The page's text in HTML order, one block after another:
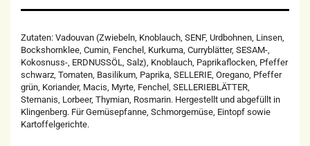
Zutaten: Vadouvan (Zwiebeln, Knoblauch, SENF, Urdbohnen, Linsen,
Bockshornklee, Cumin, Fenchel, Kurkuma, Curryblätter, SESAM-,
Kokosnuss-, ERDNUSSÖL, Salz), Knoblauch, Paprikaflocken, Pfeffer
schwarz, Tomaten, Basilikum, Paprika, SELLERIE, Oregano, Pfeffer
grün, Koriander, Macis, Myrte, Fenchel, SELLERIEBLÄTTER,
Sternanis, Lorbeer, Thymian, Rosmarin. Hergestellt und abgefüllt in
Klingenberg. Für Gemüsepfanne, Schmorgemüse, Eintopf sowie
Kartoffelgerichte.